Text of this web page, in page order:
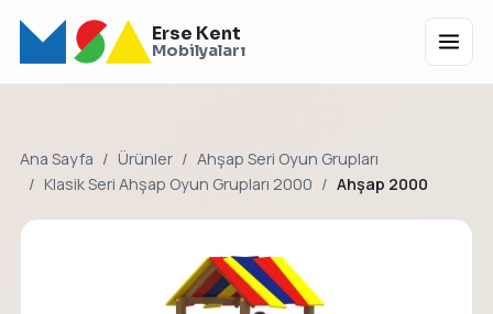
Erse Kent
Mobilyaları Menü
Ana Sayfa Ürünler
Ahşap Seri Oyun Grupları
Klasik Seri Ahşap Oyun Grupları 2000
Ahşap 2000